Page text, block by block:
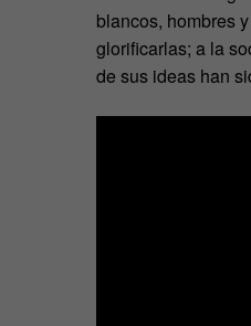
blancos, hombres
glorificarlas; a la
de sus ideas han